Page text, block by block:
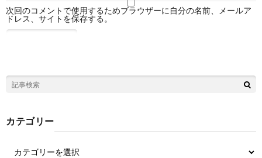
次回のコメントで使用するためブラウザーに自分の名前、メールア
ドレス、サイトを保存する。
カテゴリー